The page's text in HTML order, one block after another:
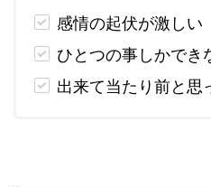
感情の起伏が激しい
ひとつの事しかでき
出来て当たり前と思